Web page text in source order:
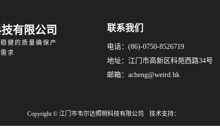
有限公司
健的质量确保产
求
联系我们
电话：(86)-0750-8526719
地址：江门市高新区科苑西路34号
邮箱：acheng@weird.hk
Copyright © 江门市韦尔达照明科技有限公司 技术支持：